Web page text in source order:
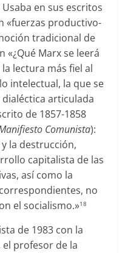
Usaba en sus escritos
«fuerzas productivo-
tradicional de
«¿Qué Marx se leerá
lectura más fiel al
intelectual, la que se
articulada
de 1857-1858
Comunista):
la destrucción,
capitalista de las
así como la
no
el socialismo.»18
de 1983 con la
el profesor de la